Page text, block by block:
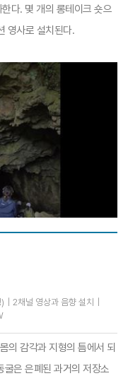
다. 몇 개의 롱테이크 숏으
영사로 설치된다.
2채널 영상과 음향 설치｜
의 감각과 지형의 틈에서 되
은 은폐된 과거의 저장소